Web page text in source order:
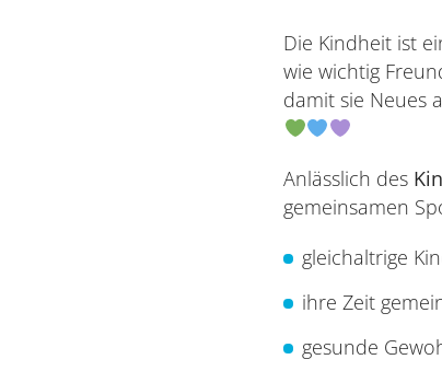
Die Kindheit ist
wie wichtig
damit sie Neues
Anlässlich des
gemeinsamen
gleichaltrige
ihre Zeit
gesunde